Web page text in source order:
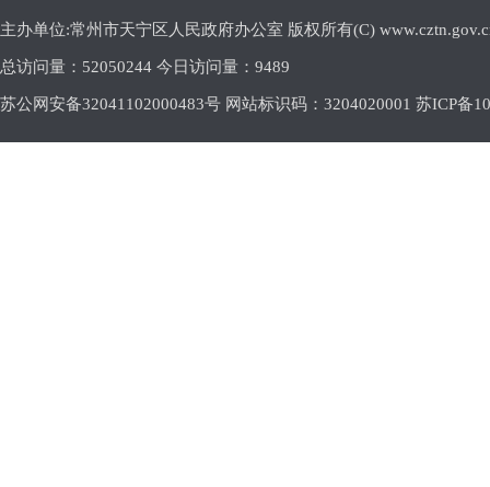
主办单位:常州市天宁区人民政府办公室 版权所有(C)
总访问量： 52050244 今日访问量： 9489
苏公网安备32041102000483号 网站标识码：3204020001 苏ICP备